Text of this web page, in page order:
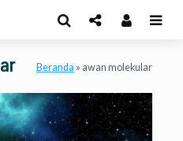
Beranda » awan molekular